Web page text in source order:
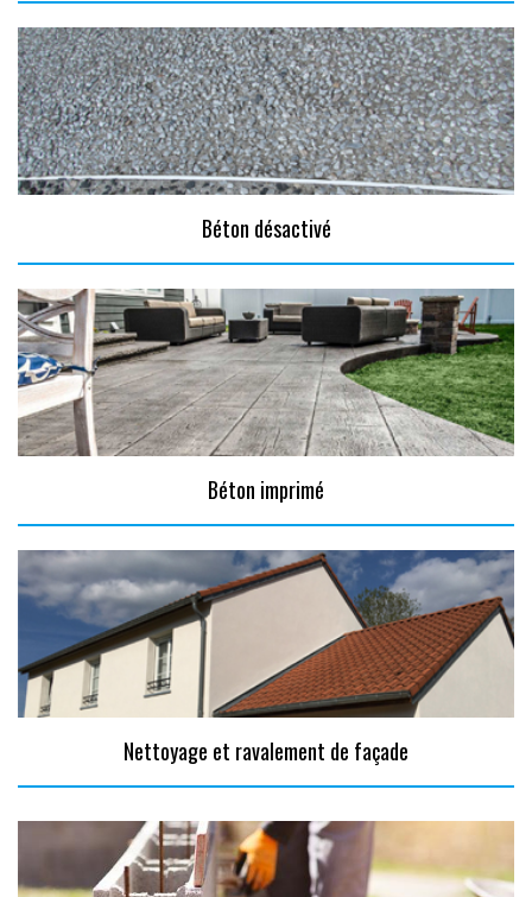
Béton désactivé
Béton imprimé
Nettoyage et ravalement de façade